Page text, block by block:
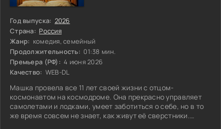
Год выпуска: 2026
Страна: Россия
Жанр: комедия, семейный
Продолжительность: 01:38 мин.
Премьера (РФ): 4 июня 2026
Качество: WEB-DL
Машка провела все 11 лет своей жизни с отцом-
космонавтом на космодроме. Она прекрасно управляет
самолетами и лодками, умеет заботиться о себе, но в то
же время совсем не знает, как живут её сверстники.